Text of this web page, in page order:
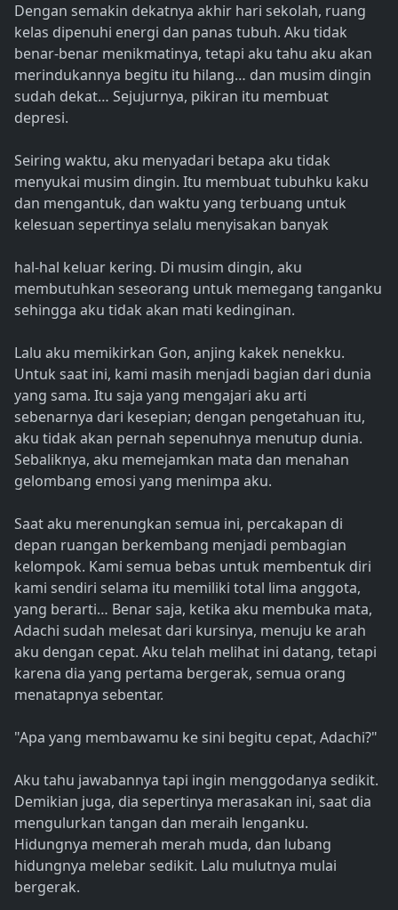
Dengan semakin dekatnya akhir hari sekolah, ruang
kelas dipenuhi energi dan panas tubuh. Aku tidak
benar-benar menikmatinya, tetapi aku tahu aku akan
merindukannya begitu itu hilang… dan musim dingin
sudah dekat… Sejujurnya, pikiran itu membuat
depresi.
Seiring waktu, aku menyadari betapa aku tidak
menyukai musim dingin. Itu membuat tubuhku kaku
dan mengantuk, dan waktu yang terbuang untuk
kelesuan sepertinya selalu menyisakan banyak
hal-hal keluar kering. Di musim dingin, aku
membutuhkan seseorang untuk memegang tanganku
sehingga aku tidak akan mati kedinginan.
Lalu aku memikirkan Gon, anjing kakek nenekku.
Untuk saat ini, kami masih menjadi bagian dari dunia
yang sama. Itu saja yang mengajari aku arti
sebenarnya dari kesepian; dengan pengetahuan itu,
aku tidak akan pernah sepenuhnya menutup dunia.
Sebaliknya, aku memejamkan mata dan menahan
gelombang emosi yang menimpa aku.
Saat aku merenungkan semua ini, percakapan di
depan ruangan berkembang menjadi pembagian
kelompok. Kami semua bebas untuk membentuk diri
kami sendiri selama itu memiliki total lima anggota,
yang berarti… Benar saja, ketika aku membuka mata,
Adachi sudah melesat dari kursinya, menuju ke arah
aku dengan cepat. Aku telah melihat ini datang, tetapi
karena dia yang pertama bergerak, semua orang
menatapnya sebentar.
"Apa yang membawamu ke sini begitu cepat, Adachi?"
Aku tahu jawabannya tapi ingin menggodanya sedikit.
Demikian juga, dia sepertinya merasakan ini, saat dia
mengulurkan tangan dan meraih lenganku.
Hidungnya memerah merah muda, dan lubang
hidungnya melebar sedikit. Lalu mulutnya mulai
bergerak.